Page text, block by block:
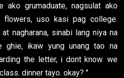
ako grumaduate, nagsulat ako
flowers, uso kasi pag college.
nagharana, sinabi lang niya na
ghie, ikaw yung unang tao na
the letter, i dont know. we
dinner tayo. okay? "